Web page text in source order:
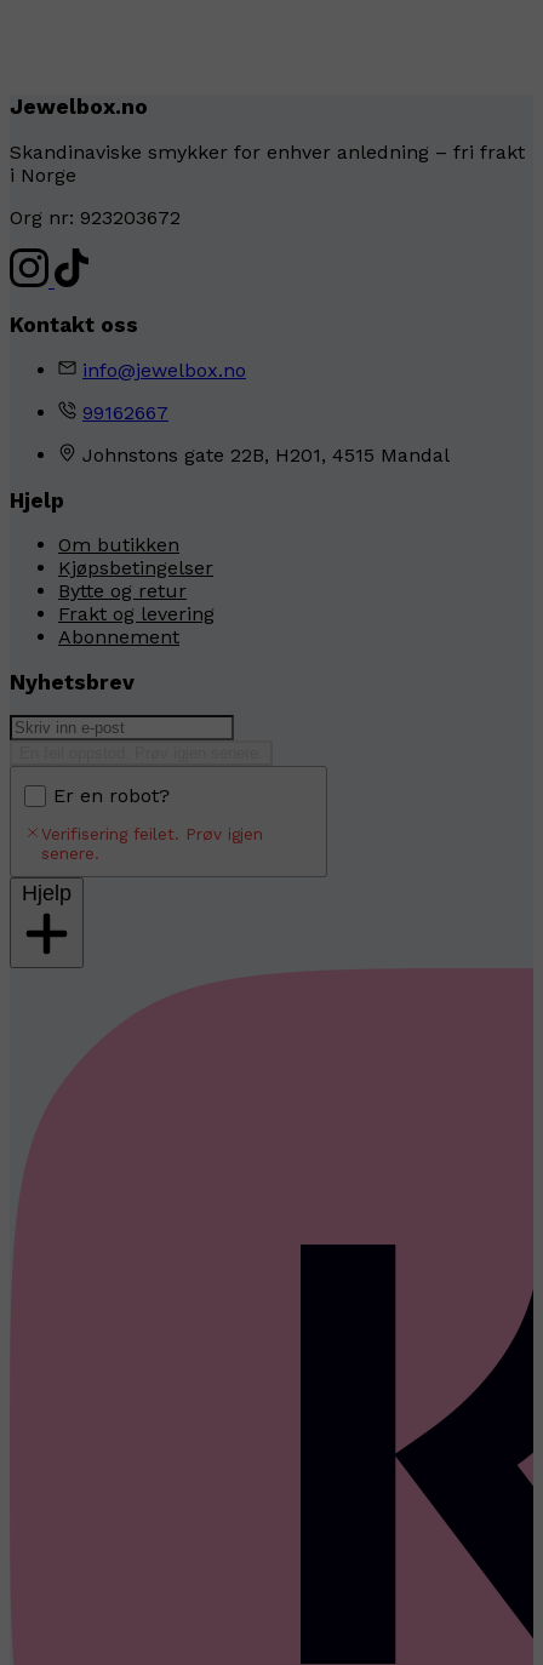
Jewelbox.no
Skandinaviske smykker for enhver anledning – fri frakt
i Norge
Org nr: 923203672
Kontakt oss
info@jewelbox.no
99162667
Johnstons gate 22B, H201, 4515 Mandal
Hjelp
Om butikken
Kjøpsbetingelser
Bytte og retur
Frakt og levering
Abonnement
Nyhetsbrev
Er en robot?
Verifisering feilet. Prøv igjen
senere.
Hjelp